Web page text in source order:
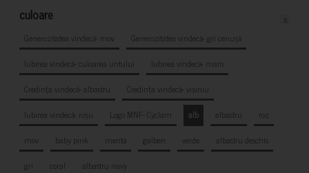
culoare
Generozitatea vindecă- mov
Generozitatea vindecă- gri cenușă
Iubirea vindecă- culoarea untului
Iubirea vindecă- maro
Credința vindecă- albastru
Credința vindecă- vișiniu
Iubirea vindecă- roșu
Logo MNF- Cyclam alb albastru
roz
mov
baby pink mentă galben verde
albastru deschis
gri
coral albastru navy